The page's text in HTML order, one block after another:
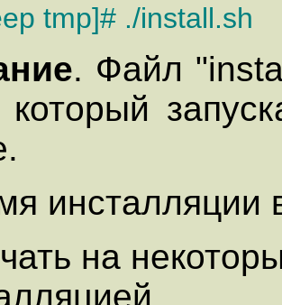
tmp]# ./install.sh
. Файл
который
инсталляции
на